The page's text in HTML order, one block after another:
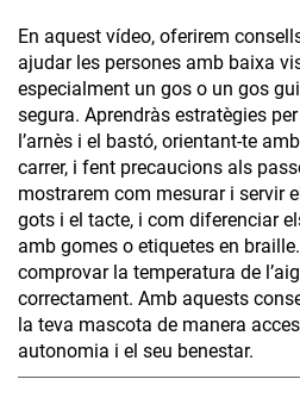
En aquest vídeo, oferirem
ajudar les persones amb baixa
especialment un gos o un gos
segura. Aprendràs estratègies
l’arnès i el bastó, orientant-te
carrer, i fent precaucions als
mostrarem com mesurar i servir
gots i el tacte, i com diferenciar
amb gomes o etiquetes en
comprovar la temperatura de
correctament. Amb aquests
la teva mascota de manera
autonomia i el seu benestar.